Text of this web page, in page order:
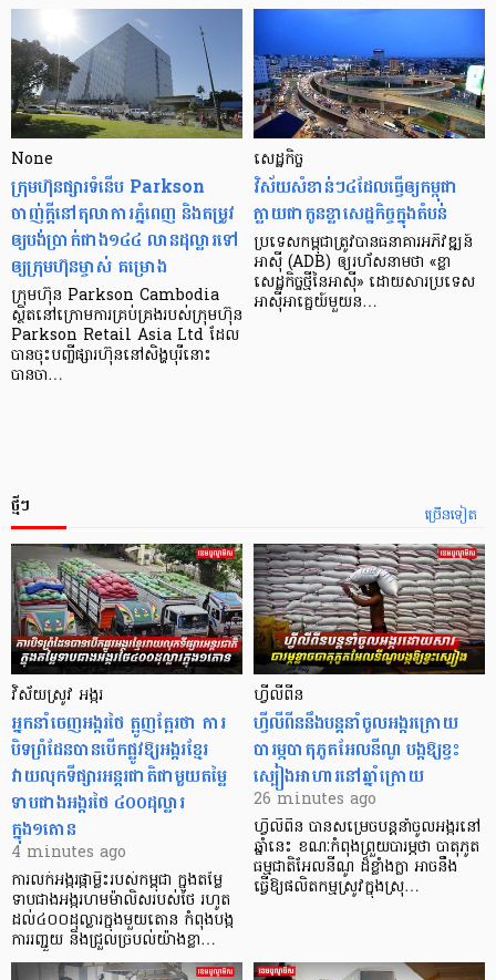
None
ក្រុមហ៊ុនផ្សារទំនើប Parkson
ចាញ់ក្ដីនៅតុលាការភ្នំពេញ និងតម្រូវ
ឲ្យបង់ប្រាក់ជាង១៤៤ លានដុល្លារទៅ
ឲ្យក្រុមហ៊ុនម្ចាស់ គម្រោង
ក្រុមហ៊ុន Parkson Cambodia
ស្ថិតនៅក្រោមការគ្រប់គ្រងរបស់ក្រុមហ៊ុន
Parkson Retail Asia Ltd ដែល
បានចុះបញ្ចីផ្សារហ៊ុននៅសិង្ហបុរីនោះ
បានចា…
សេដ្ឋកិច្ច​
វិស័យ​សំខាន់ៗ​៤​ដែល​ធ្វើ​ឲ្យ​កម្ពុជា​
ក្លាយ​ជា​កូន​ខ្លា​សេដ្ឋកិច្ច​ក្នុង​តំបន់
ប្រទេស​កម្ពុជា​ត្រូវ​បាន​ធនាគារ​អភិវឌ្ឍន៍​
អាស៊ី (ADB) ឲ្យ​រហ័ស​នាមថា «ខ្លា​
សេដ្ឋកិច្ច​ថ្មី​នៃ​អាស៊ី» ដោយសារ​ប្រទេស​
អាស៊ី​អាគ្នេយ៍​មួយ​ន…
ច្រើនទៀត
ថ្មីៗ
វិស័យស្រូវ អង្ករ
អ្នកនាំចេញអង្ករថៃ ត្អូញត្អែរថា ការ
បិទព្រំដែនបានបើកផ្លូវឱ្យអង្ករខ្មែរ
វាយលុកទីផ្សារអន្តរជាតិជាមួយតម្លៃ
ទាបជាងអង្ករថៃ ៤០០ដុល្លារ
ក្នុង១តោន
4 minutes ago
ការលក់អង្ករផ្កាម្លិះរបស់កម្ពុជា ក្នុងតម្លៃ
ទាបជាងអង្ករហមម៉ាលិសរបស់ថៃ រហូត
ដល់៤០០ដុល្លារក្នុងមួយតោន កំពុងបង្ក
ការរញ្ជួយ និងជ្រួលច្របល់យ៉ាងខ្លា…
ហ្វីលីពីន
ហ្វីលីពីននឹងបន្តនាំចូលអង្ករក្រោយ
បារម្ភបាតុភូតអែលនីណូ បង្កឱ្យខ្វះ
ស្បៀងអាហារនៅឆ្នាំក្រោយ
26 minutes ago
ហ្វីលីពីន បាន​សម្រេចបន្តនាំចូលអង្ករនៅ
ឆ្នាំនេះ ខណៈកំពុងព្រួយបារម្ភថា បាតុភូត
ធម្មជាតិអែលនីណូ ដ៏ខ្លាំងក្លា​ អាចនឹង
ធ្វើឱ្យផលិតកម្មស្រូវក្នុងស្រុ…